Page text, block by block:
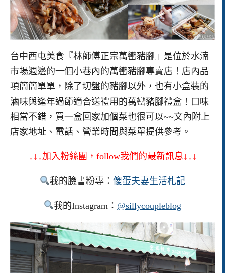
台中西屯美食『林師傅正宗萬巒豬腳』是位於水湳
市場週邊的一個小巷內的萬巒豬腳專賣店！店內品
項簡簡單單，除了切盤的豬腳以外，也有小盒裝的
滷味與逢年過節適合送禮用的萬巒豬腳禮盒！口味
相當不錯，買一盒回家加個菜也很可以~~文內附上
店家地址、電話、營業時間與菜單提供參考。
↓↓↓加入粉絲團，follow我們的最新訊息↓↓↓
我的臉書粉專：傻蛋夫妻生活札記
我的Instagram： @sillycoupleblog